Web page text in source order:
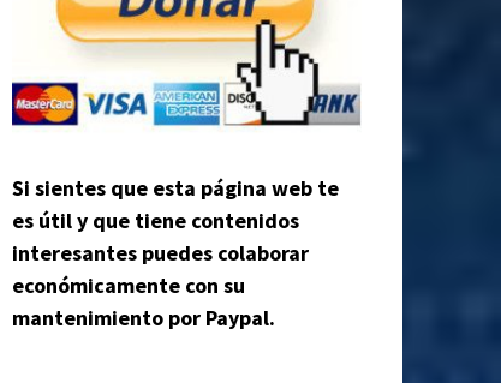
Si sientes que esta página web te
es útil y que tiene contenidos
interesantes puedes colaborar
económicamente con su
mantenimiento por Paypal.